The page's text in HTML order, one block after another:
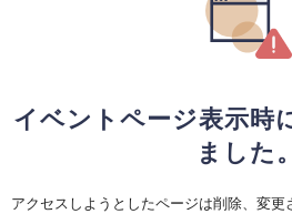
イベントページ表示時
ました。
アクセスしようとしたページは削除、変